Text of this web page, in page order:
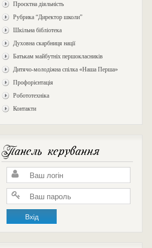
Проєктна діяльність
Рубрика “Директор школи”
Шкільна бібліотека
Духовна скарбниця нації
Батькам майбутніх першокласників
Дитячо-молодіжна спілка «Наша Перша»
Профорієнтація
Робототехніка
Контакти
Панель керування